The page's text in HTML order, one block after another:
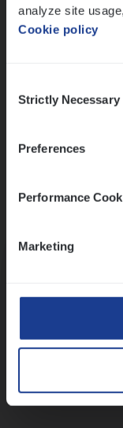
analyze site
Cookie policy
Selection
Strictly Necessary
Preferences
Performance
Marketing
Ons